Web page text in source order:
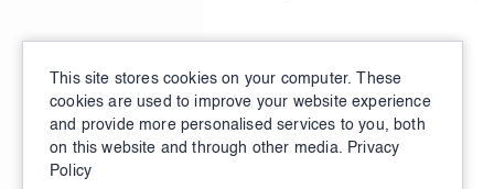
Min salary: 148 BRL
Max salary: 336 BRL
Compensation Unit: Per Day
This site stores cookies on your computer. These
cookies are used to improve your website experience
and provide more personalised services to you, both
on this website and through other media. Privacy
Policy